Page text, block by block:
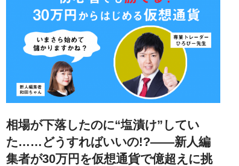
相場が下落したのに“塩漬け”してい
た……どうすればいいの!?――新人編
集者が30万円を仮想通貨で億超えに挑